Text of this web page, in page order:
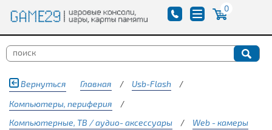
0
Вернуться Главная / Usb-Flash
/
Компьютеры, периферия
/
Компьютерные, ТВ / аудио- аксессуары
/ Web - камеры